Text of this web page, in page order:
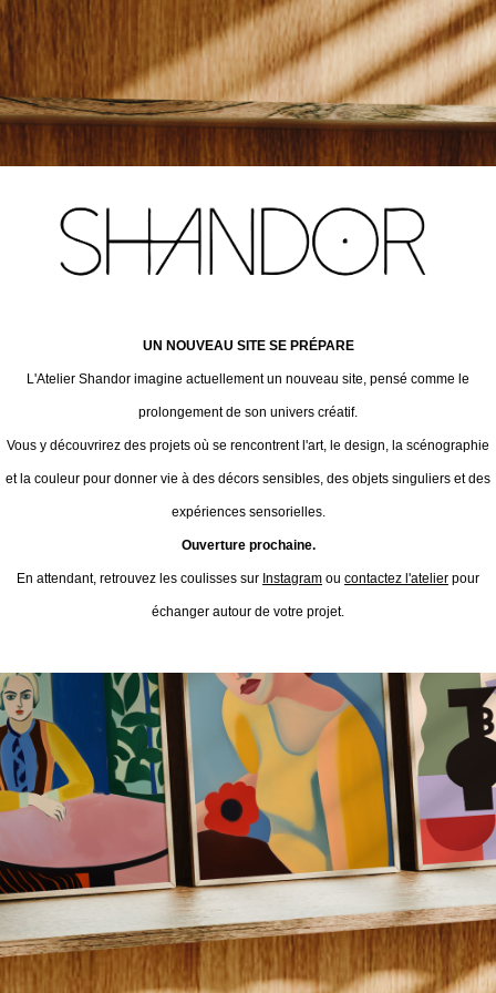
UN NOUVEAU SITE SE PRÉPARE
L'Atelier Shandor imagine actuellement un nouveau site, pensé comme le
prolongement de son univers créatif.
Vous y découvrirez des projets où se rencontrent l'art, le design, la scénographie
et la couleur pour donner vie à des décors sensibles, des objets singuliers et des
expériences sensorielles.
Ouverture prochaine.
En attendant, retrouvez les coulisses sur Instagram ou contactez l'atelier pour
échanger autour de votre projet.